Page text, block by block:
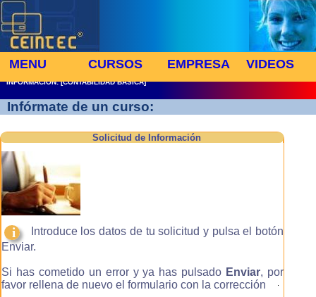
MENU CURSOS EMPRESA VIDEOS
INFORMACION: [CONTABILIDAD BASICA]
Infórmate de un curso:
Solicitud de Información
i
Introduce los datos de tu solicitud y pulsa el botón
Enviar.
Si has cometido un error y ya has pulsado Enviar, por
favor rellena de nuevo el formulario con la corrección